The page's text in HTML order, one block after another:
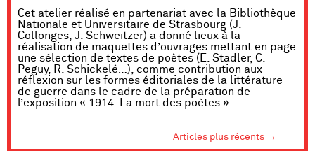
Cet atelier réalisé en partenariat avec la Bibliothèque
Nationale et Universitaire de Strasbourg (J.
Collonges, J. Schweitzer) a donné lieux à la
réalisation de maquettes d’ouvrages mettant en page
une sélection de textes de poètes (E. Stadler, C.
Peguy, R. Schickelé…), comme contribution aux
réflexion sur les formes éditoriales de la littérature
de guerre dans le cadre de la préparation de
l’exposition « 1914. La mort des poètes »
Articles plus récents →